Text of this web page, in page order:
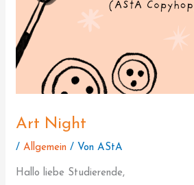
Art Night
/Allgemein / VonAStA
Hallo liebe Studierende,